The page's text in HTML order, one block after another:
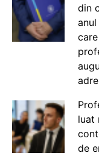
din
luat
de